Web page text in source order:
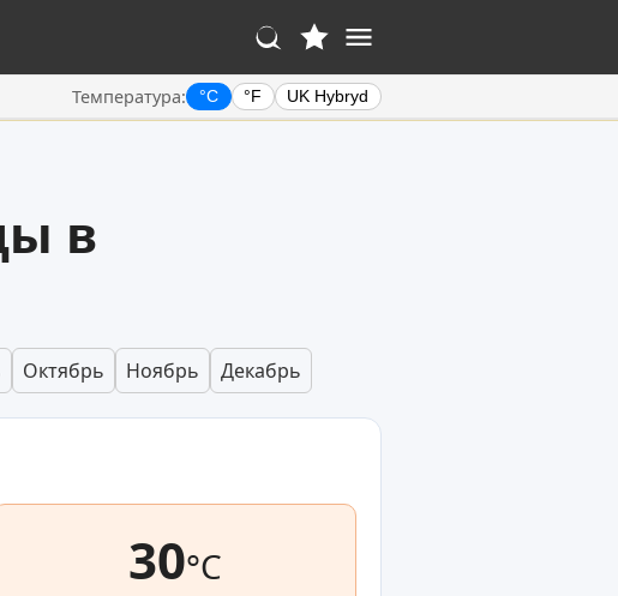
Температура: °C °F UK Hybryd
в
Октябрь Ноябрь Декабрь
30°C